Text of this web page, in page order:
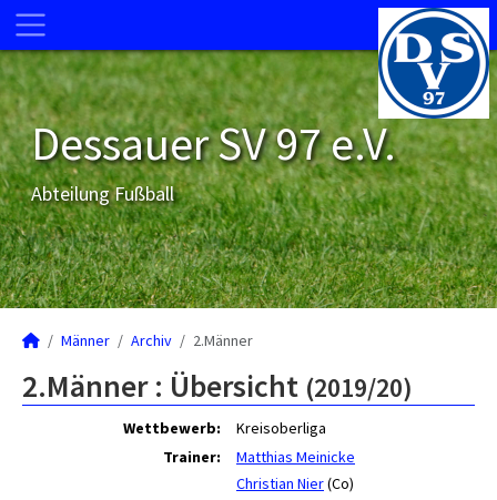
Dessauer SV 97 e.V.
Abteilung Fußball
Männer Archiv 2.Männer
2.Männer : Übersicht (2019/20)
Wettbewerb:
Kreisoberliga
Trainer:
Matthias Meinicke
Christian Nier(Co)